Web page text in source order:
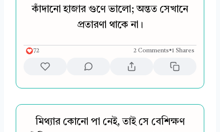
কাঁদানো হাজার গুণে ভালো; অন্তত সেখানে
প্রতারণা থাকে না।
72 2 Comments•1 Shares
মিথ্যার কোনো পা নেই, তাই সে বেশিক্ষণ